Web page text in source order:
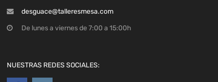
desguace@talleresmesa.com
De lunes a viernes de 7:00 a 15:00h
NUESTRAS REDES SOCIALES: